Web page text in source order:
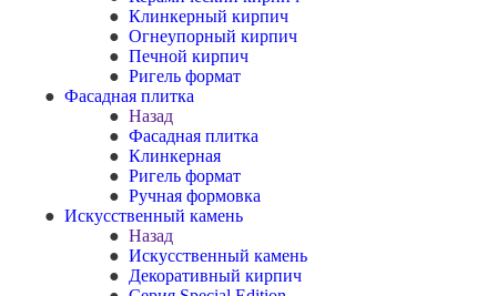
Клинкерный кирпич
Огнеупорный кирпич
Печной кирпич
Ригель формат
Фасадная плитка
Назад
Фасадная плитка
Клинкерная
Ригель формат
Ручная формовка
Искусственный камень
Назад
Искусственный камень
Декоративный кирпич